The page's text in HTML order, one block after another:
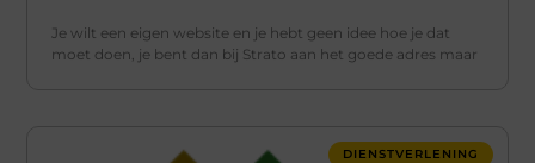
Je wilt een eigen website en je hebt geen idee hoe je dat
moet doen, je bent dan bij Strato aan het goede adres maar
DIENSTVERLENING